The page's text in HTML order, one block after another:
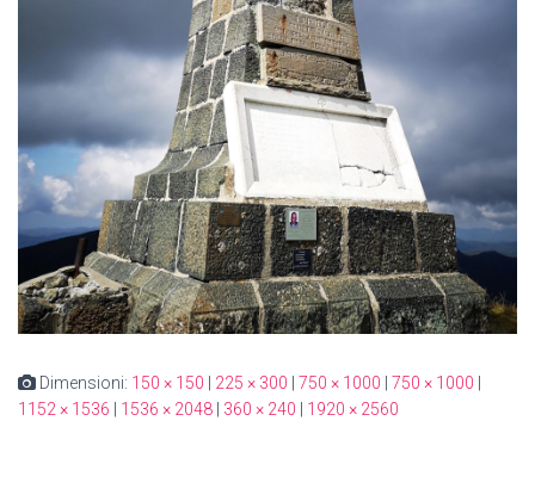
Dimensioni: 150 × 150 225 × 300 750 × 1000 750 × 1000
1152 × 1536
1536 × 2048 360 × 240 1920 × 2560